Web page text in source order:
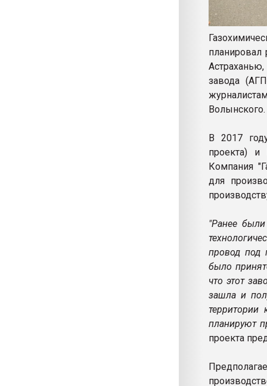
планировал
завода
Волынского.
В 2017
проекта)
Компания
для
"Ранее
провод под
было
что этот
зашла и
планируют
проекта